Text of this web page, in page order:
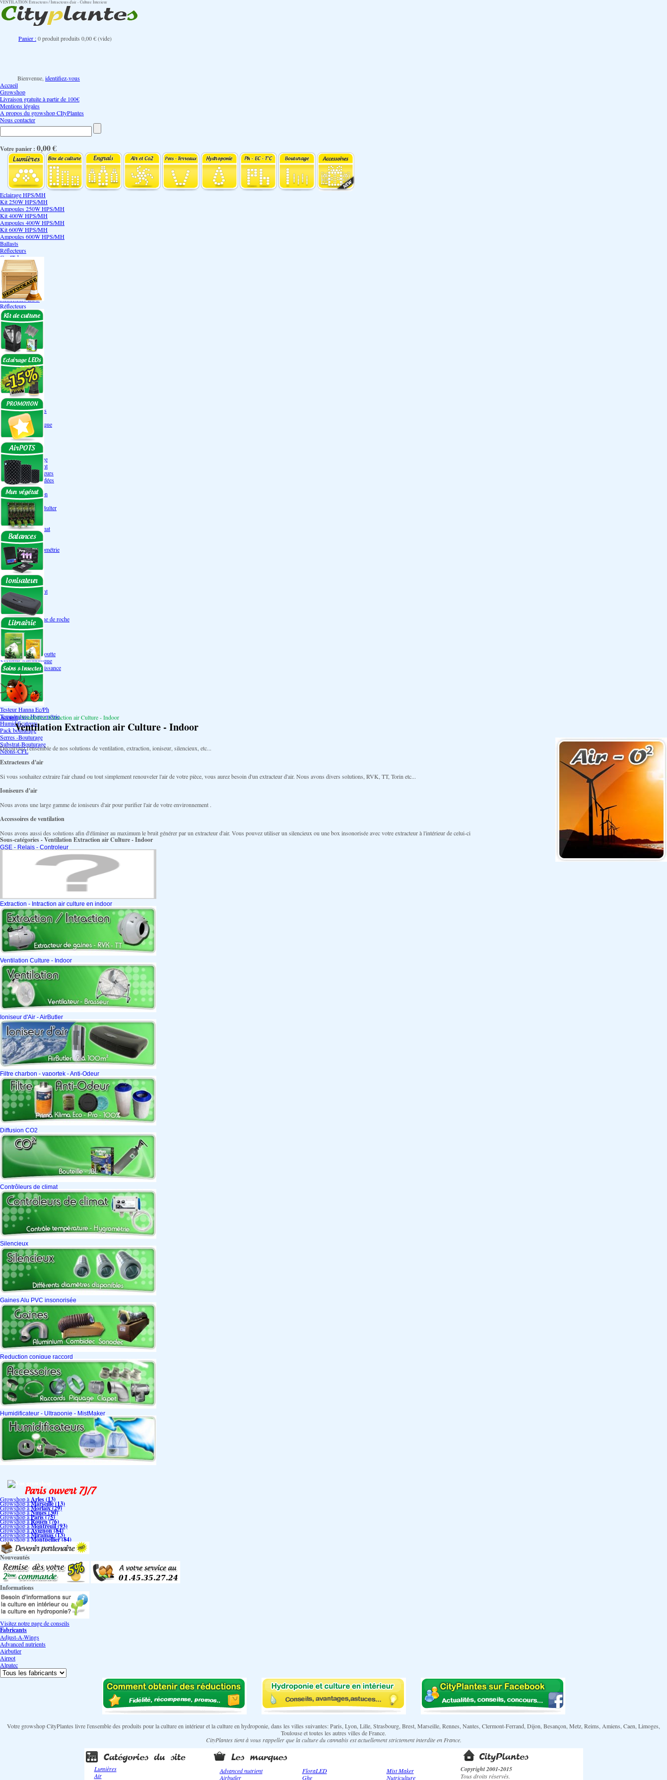
VENTILATION Extracteurs / Intracteurs d'air - Culture Interieur
Panier :0produitproduits 0,00 €(vide)
Bienvenue, identifiez-vous
Accueil
Growshop
Livraison gratuite à partir de 100€
Mentions légales
A propos du growshop CItyPlantes
Nous contacter
Votre panier : 0,00 €
Eclairage HPS/MH
Kit 250W HPS/MH
Ampoules 250W HPS/MH
Kit 400W HPS/MH
Ampoules 400W HPS/MH
Kit 600W HPS/MH
Ampoules 600W HPS/MH
Ballasts
Réflecteurs
CoolTube
Accessoires
Eclairages LEDs
Eclairages ECO
Kits ECO
Ampoules ECO
Réflecteurs ECO
Réflecteurs
Accessoires
Box Discount
Box par marque
Hortibox
Homebox
Dark Room II
GrowLab
Box par taille
Box 40 cm
Box 60 cm
Box 80-90 cm
Box 120 cm
Autres tailles Box
Box double étages
Engrais par familles
Engrais terre
Engrais hydroponique
Engrais-Coco
Boosters
Engrais Pack
Enzymes
Solutions de rinçage
Promotion Discount
Accessoires et doseurs
Engrais pour orchidées
Correcteurs PH
Extraction/Intraction
Ventilation
Ioniseur d'air -AirBulter
Filtre anti-odeur
Diffusion CO²
Contrôleurs de climat
Silencieux
Gaines
Température Hygrométrie
Humidificateurs
Accessoires
Pots - Substrats
Soucoupe
Air Pots originaux
Promotion Discount
Terraux
Autres substrats
Fibre Coco
Billes d'argile- Laine de roche
Irrigation
Orchidées
Système NFT
Ultraponie
Système goutte à goutte
Système Aéroponique
Bouturage Pre Croissance
TerraPonie
Accessoires
Reservoir
Testeur Hanna Ph
Testeur Hanna Ec
Testeur Hanna Ec/Ph
Température Hygrométrie
Humidificateurs
Pack bouturage
Serres -Bouturage
Substrat-Bouturage
Néons-CFL
Accueil>Ventilation Extraction air Culture - Indoor
Ventilation Extraction air Culture - Indoor
Découvrez l'ensemble de nos solutions de ventilation, extraction, ioniseur, silencieux, etc...
Extracteurs d'air
Si vous souhaitez extraire l'air chaud ou tout simplement renouveler l'air de votre pièce, vous aurez besoin d'un extracteur d'air. Nous avons divers solutions, RVK, TT, Torin etc...
Ioniseurs d'air
Nous avons une large gamme de ioniseurs d'air pour purifier l'air de votre environnement .
Accessoires de ventilation
Nous avons aussi des solutions afin d'éliminer au maximum le bruit générer par un extracteur d'air. Vous pouvez utiliser un silencieux ou une box insonorisée avec votre extracteur à l'intérieur de celui-ci
Sous-catégories - Ventilation Extraction air Culture - Indoor
GSE - Relais - Controleur
Extraction - Intraction air culture en indoor
Ventilation Culture - Indoor
Ioniseur d'Air - AirButler
Filtre charbon - vaportek - Anti-Odeur
Diffusion CO2
Contrôleurs de climat
Silencieux
Gaines Alu PVC insonorisée
Reduction conique raccord
Humidificateur - Ultraponie - MistMaker
Growshop àArles (13)
Growshop àMarseille (13)
Growshop àMorlaix (29)
Growshop àNimes (30)
Growshop àParis (75)
Growshop àRouen (76)
Growshop àMontreuil (93)
Growshop àAvignon (84)
Growshop àMiramas (13)
Growshop àMontpellier (84)
Nouveautés
Informations
Visitez notre page de conseils
Fabricants
Adjust-A-Wings
Advanced nutrients
Airbutler
Airpot
Alpatec
Votre growshop CityPlantes livre l'ensemble des produits pour la culture en intérieur et la culture en hydroponie, dans les villes suivantes: Paris, Lyon, Lille, Strasbourg, Brest, Marseille, Rennes, Nantes, Clermont-Ferrand, Dijon, Besançon, Metz, Reims, Amiens, Caen, Limoges,
Toulouse et toutes les autres villes de France.
CityPlantes tient à vous rappeller que la culture du cannabis est actuellement strictement interdite en France.
Lumières
Air
Copyright 2001-2015
Tous droits réservés.
Advanced nutrient
Airbutler
FloraLED
Ghe
Mist Maker
Nutriculture